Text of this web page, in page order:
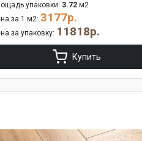
упаковки: 3.72 м2
за 1 м2: 3177р.
за упаковку: 11818р.
Купить